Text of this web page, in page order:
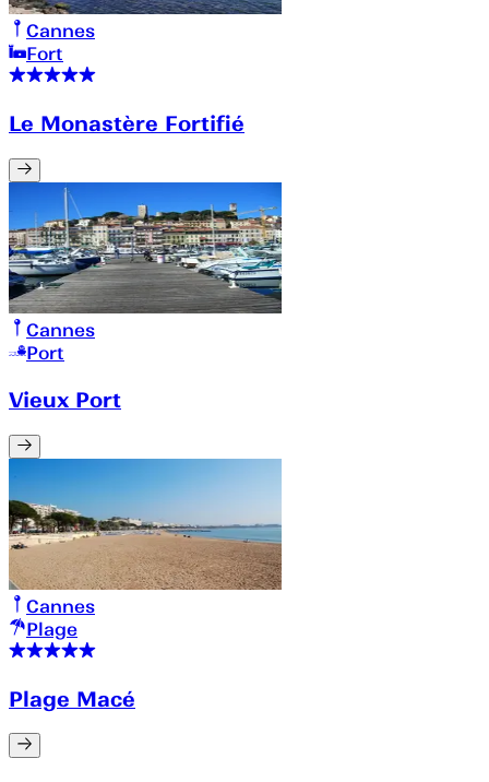
Cannes
Fort
Le Monastère Fortifié
Cannes
Port
Vieux Port
Cannes
Plage
Plage Macé